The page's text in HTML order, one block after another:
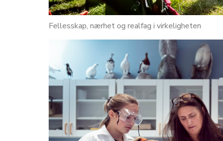
Fellesskap, nærhet og realfag i virkeligheten